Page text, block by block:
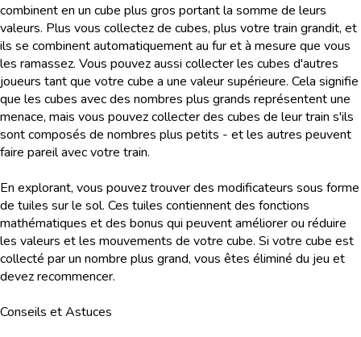
combinent en un cube plus gros portant la somme de leurs
valeurs. Plus vous collectez de cubes, plus votre train grandit, et
ils se combinent automatiquement au fur et à mesure que vous
les ramassez. Vous pouvez aussi collecter les cubes d'autres
joueurs tant que votre cube a une valeur supérieure. Cela signifie
que les cubes avec des nombres plus grands représentent une
menace, mais vous pouvez collecter des cubes de leur train s'ils
sont composés de nombres plus petits - et les autres peuvent
faire pareil avec votre train.
En explorant, vous pouvez trouver des modificateurs sous forme
de tuiles sur le sol. Ces tuiles contiennent des fonctions
mathématiques et des bonus qui peuvent améliorer ou réduire
les valeurs et les mouvements de votre cube. Si votre cube est
collecté par un nombre plus grand, vous êtes éliminé du jeu et
devez recommencer.
Conseils et Astuces